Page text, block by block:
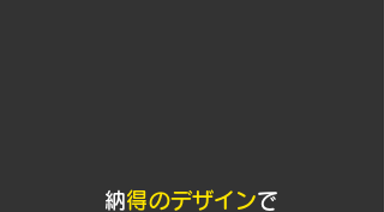
​納得のデザインで